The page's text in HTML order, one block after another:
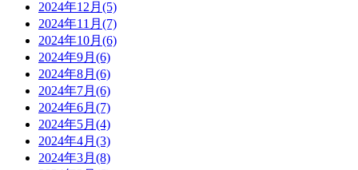
2024年12月(5)
2024年11月(7)
2024年10月(6)
2024年9月(6)
2024年8月(6)
2024年7月(6)
2024年6月(7)
2024年5月(4)
2024年4月(3)
2024年3月(8)